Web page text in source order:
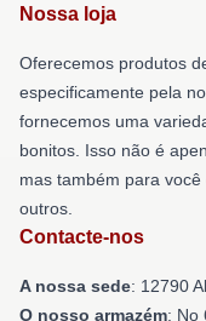
Nossa loja
Oferecemos produtos
especificamente pela
fornecemos uma
bonitos. Isso não é
mas também para
outros.
Contacte-nos
A nossa sede: 12790
O nosso armazém: No